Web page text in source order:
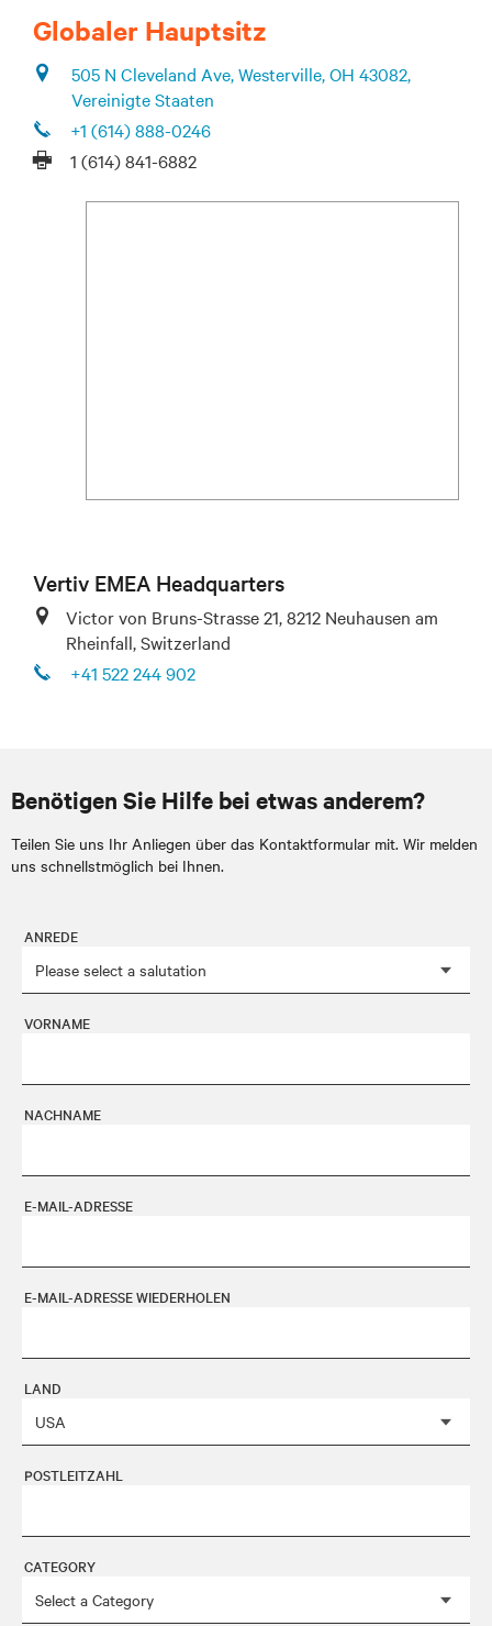
Globaler Hauptsitz
505 N Cleveland Ave, Westerville, OH 43082,
Vereinigte Staaten
+1 (614) 888-0246
1 (614) 841-6882
Vertiv EMEA Headquarters
Victor von Bruns-Strasse 21, 8212 Neuhausen am
Rheinfall, Switzerland
+41 522 244 902
Benötigen Sie Hilfe bei etwas anderem?
Teilen Sie uns Ihr Anliegen über das Kontaktformular mit. Wir melden
uns schnellstmöglich bei Ihnen.
ANREDE
VORNAME
NACHNAME
E-MAIL-ADRESSE
E-MAIL-ADRESSE WIEDERHOLEN
LAND
POSTLEITZAHL
CATEGORY